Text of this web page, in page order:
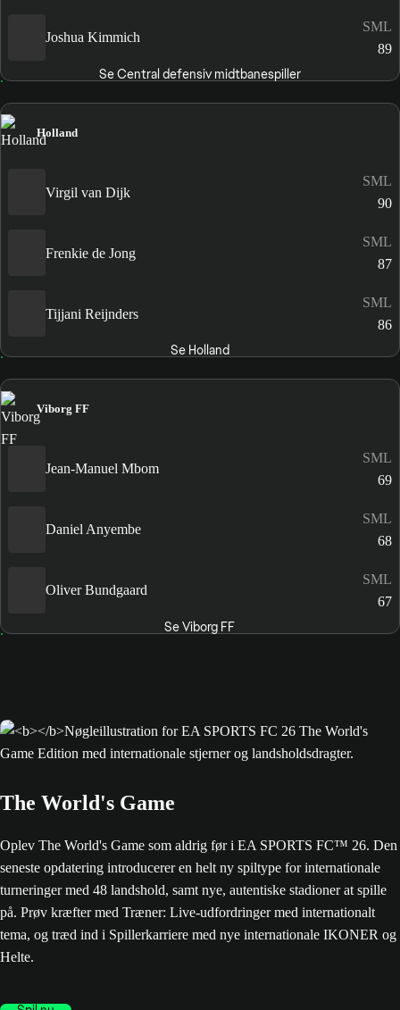
Joshua Kimmich
SML
89
Se Central defensiv midtbanespiller
Holland
Virgil van Dijk
SML
90
Frenkie de Jong
SML
87
Tijjani Reijnders
SML
86
Se Holland
Viborg FF
Jean-Manuel Mbom
SML
69
Daniel Anyembe
SML
68
Oliver Bundgaard
SML
67
Se Viborg FF
The World's Game
Oplev The World's Game som aldrig før i EA SPORTS FC™ 26. Den
seneste opdatering introducerer en helt ny spiltype for internationale
turneringer med 48 landshold, samt nye, autentiske stadioner at spille
på. Prøv kræfter med Træner: Live-udfordringer med internationalt
tema, og træd ind i Spillerkarriere med nye internationale IKONER og
Helte.